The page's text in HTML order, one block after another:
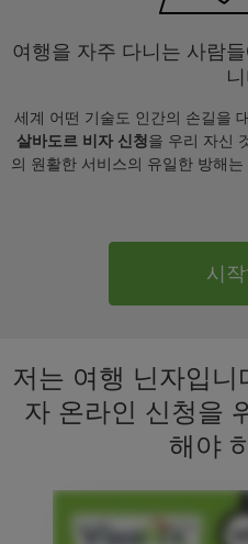
여행을 자주 다니는 사람
세계 어떤 기술도 인간의 손길을
살바도르 비자 신청을 우리 자신
의 원활한 서비스의 유일한 방해
시
저는 여행 닌자입니
자 온라인 신청을
해야